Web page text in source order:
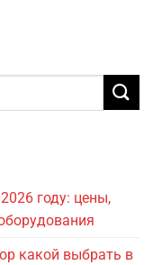
году: цены,
какой выбрать в